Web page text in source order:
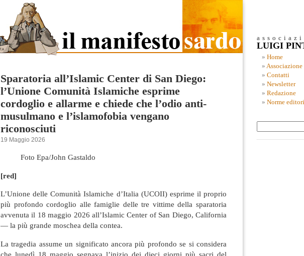
Sparatoria all’Islamic Center di San Diego:
l’Unione Comunità Islamiche esprime
cordoglio e allarme e chiede che l’odio anti-
musulmano e l’islamofobia vengano
riconosciuti
19 Maggio 2026
Foto Epa/John Gastaldo
[red]
L’Unione delle Comunità Islamiche d’Italia (UCOII) esprime il proprio
più profondo cordoglio alle famiglie delle tre vittime della sparatoria
avvenuta il 18 maggio 2026 all’Islamic Center of San Diego, California
— la più grande moschea della contea.
La tragedia assume un significato ancora più profondo se si considera
che lunedì 18 maggio segnava l’inizio dei dieci giorni più sacri del
LUIGI
Home
Associazione
Contatti
Newsletter
Redazione
Norme